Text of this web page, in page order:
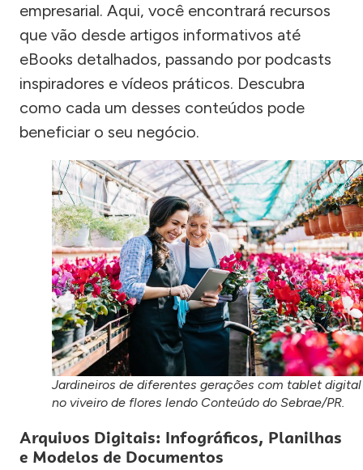
empresarial. Aqui, você encontrará recursos
que vão desde artigos informativos até
eBooks detalhados, passando por podcasts
inspiradores e vídeos práticos. Descubra
como cada um desses conteúdos pode
beneficiar o seu negócio.
Jardineiros de diferentes gerações com tablet digital
no viveiro de flores lendo Conteúdo do Sebrae/PR.
Arquivos Digitais: Infográficos, Planilhas
e Modelos de Documentos